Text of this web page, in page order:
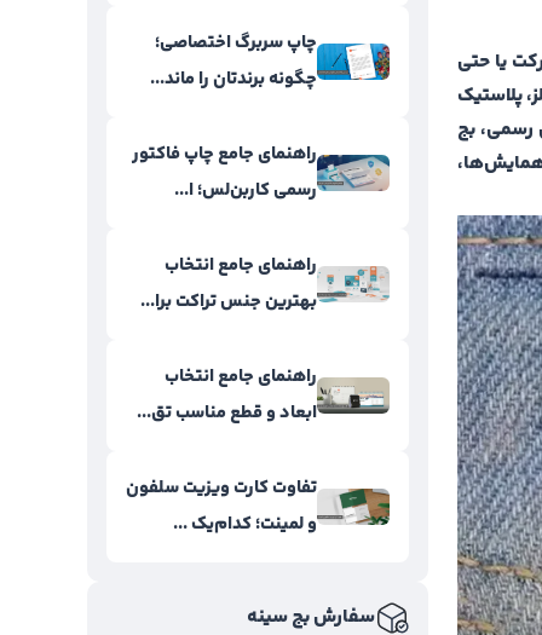
یا حتی
پلاستیک
رسمی، بج
چاپ سربرگ اختصاصی؛
چگونه برندتان را ماند...
راهنمای جامع چاپ فاکتور
رسمی کاربن‌لس؛ ا...
راهنمای جامع انتخاب
بهترین جنس تراکت برا...
راهنمای جامع انتخاب
ابعاد و قطع مناسب تق...
تفاوت کارت ویزیت سلفون
و لمینت؛ کدام‌یک ...
سفارش بج سینه